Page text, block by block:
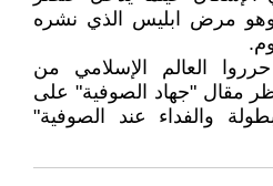
وهو مرض ابليس الذي نشره
العالم الإسلامي من
مقال "جهاد الصوفية" على
والفداء عند الصوفية"